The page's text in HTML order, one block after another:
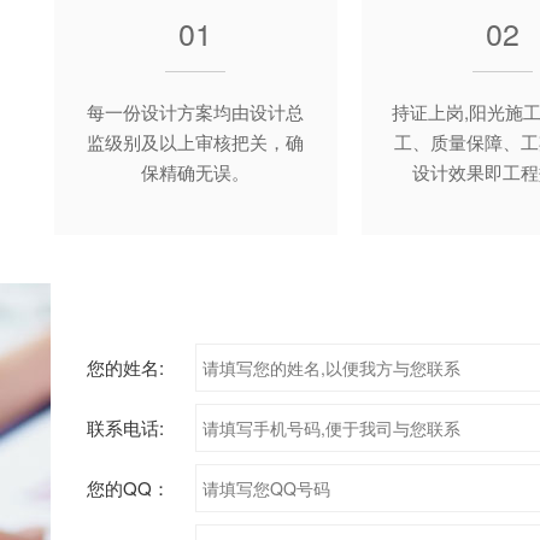
01
每一份设计方案均由设计总
监级别及以上审核把关，确
保精确无误。
02
持证上岗,阳光施
工、质量保障、
设计效果即工
您的姓名:
联系电话:
您的QQ：